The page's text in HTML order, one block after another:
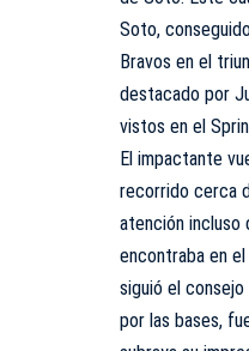
Soto,
Bravos en el
destacado por
vistos en el
El impactante
recorrido cerca
atención incluso
encontraba en
siguió el
por las bases,